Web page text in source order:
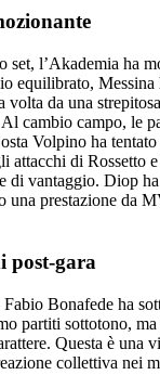
set, l’Akademia ha
equilibrato, Messina
volta da una
cambio campo, le
Volpino ha
attacchi di Rossetto
di vantaggio. Diop
una prestazione da
post-gara
Bonafede ha
partiti sottotono,
Questa è una
collettiva nei